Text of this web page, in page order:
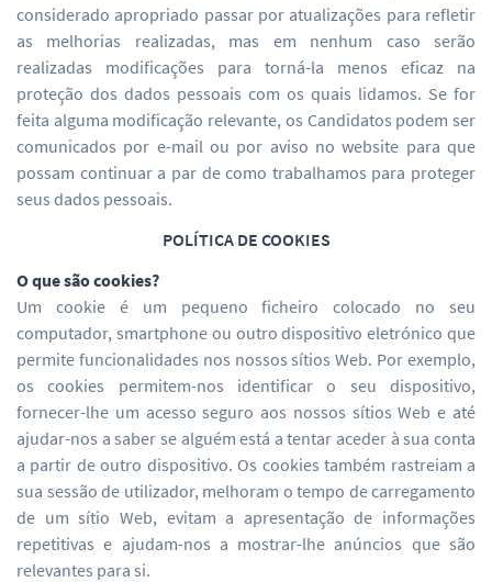
considerado apropriado passar por atualizações para refletir
as melhorias realizadas, mas em nenhum caso serão
realizadas modificações para torná-la menos eficaz na
proteção dos dados pessoais com os quais lidamos. Se for
feita alguma modificação relevante, os Candidatos podem ser
comunicados por e-mail ou por aviso no website para que
possam continuar a par de como trabalhamos para proteger
seus dados pessoais.
POLÍTICA DE COOKIES
O que são cookies?
Um cookie é um pequeno ficheiro colocado no seu
computador, smartphone ou outro dispositivo eletrónico que
permite funcionalidades nos nossos sítios Web. Por exemplo,
os cookies permitem-nos identificar o seu dispositivo,
fornecer-lhe um acesso seguro aos nossos sítios Web e até
ajudar-nos a saber se alguém está a tentar aceder à sua conta
a partir de outro dispositivo. Os cookies também rastreiam a
sua sessão de utilizador, melhoram o tempo de carregamento
de um sítio Web, evitam a apresentação de informações
repetitivas e ajudam-nos a mostrar-lhe anúncios que são
relevantes para si.